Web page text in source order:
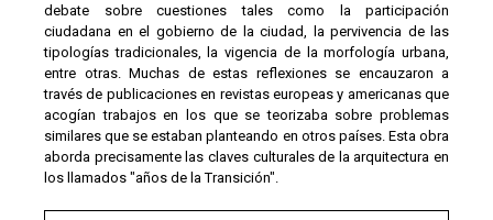
debate sobre cuestiones tales como la participación
ciudadana en el gobierno de la ciudad, la pervivencia de las
tipologías tradicionales, la vigencia de la morfología urbana,
entre otras. Muchas de estas reflexiones se encauzaron a
través de publicaciones en revistas europeas y americanas que
acogían trabajos en los que se teorizaba sobre problemas
similares que se estaban planteando en otros países. Esta obra
aborda precisamente las claves culturales de la arquitectura en
los llamados "años de la Transición".